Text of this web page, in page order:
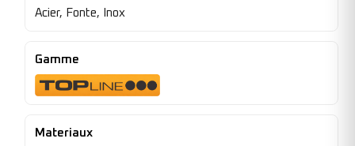
Acier, Fonte, Inox
Gamme
Materiaux